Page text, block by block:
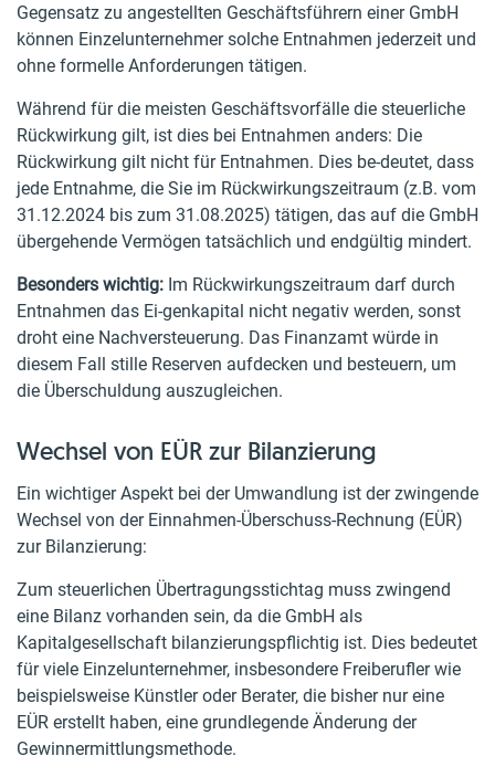
Gegensatz zu angestellten Geschäftsführern einer GmbH
können Einzelunternehmer solche Entnahmen jederzeit und
ohne formelle Anforderungen tätigen.
Während für die meisten Geschäftsvorfälle die steuerliche
Rückwirkung gilt, ist dies bei Entnahmen anders: Die
Rückwirkung gilt nicht für Entnahmen. Dies be-deutet, dass
jede Entnahme, die Sie im Rückwirkungszeitraum (z.B. vom
31.12.2024 bis zum 31.08.2025) tätigen, das auf die GmbH
übergehende Vermögen tatsächlich und endgültig mindert.
Besonders wichtig: Im Rückwirkungszeitraum darf durch
Entnahmen das Ei-genkapital nicht negativ werden, sonst
droht eine Nachversteuerung. Das Finanzamt würde in
diesem Fall stille Reserven aufdecken und besteuern, um
die Überschuldung auszugleichen.
Wechsel von EÜR zur Bilanzierung
Ein wichtiger Aspekt bei der Umwandlung ist der zwingende
Wechsel von der Einnahmen-Überschuss-Rechnung (EÜR)
zur Bilanzierung:
Zum steuerlichen Übertragungsstichtag muss zwingend
eine Bilanz vorhanden sein, da die GmbH als
Kapitalgesellschaft bilanzierungspflichtig ist. Dies bedeutet
für viele Einzelunternehmer, insbesondere Freiberufler wie
beispielsweise Künstler oder Berater, die bisher nur eine
EÜR erstellt haben, eine grundlegende Änderung der
Gewinnermittlungsmethode.